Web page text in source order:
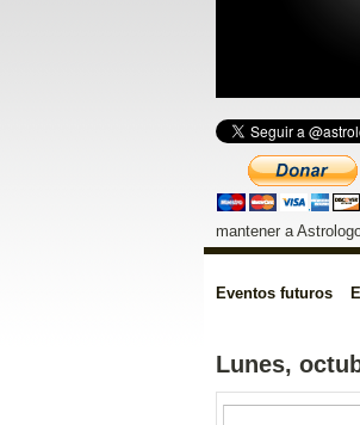
mantener a
Eventos futuros
Lunes,